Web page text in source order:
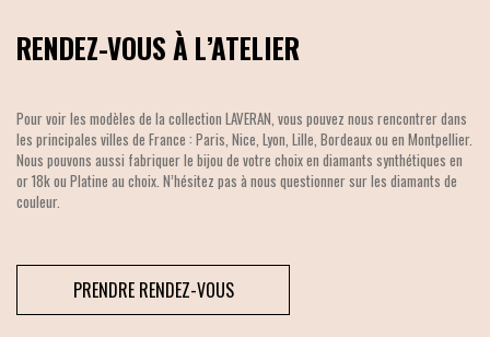
RENDEZ-VOUS À L’ATELIER
Pour voir les modèles de la collection LAVERAN, vous pouvez nous rencontrer dans
les principales villes de France : Paris, Nice, Lyon, Lille, Bordeaux ou en Montpellier.
Nous pouvons aussi fabriquer le bijou de votre choix en diamants synthétiques en
or 18k ou Platine au choix. N’hésitez pas à nous questionner sur les diamants de
couleur.
PRENDRE RENDEZ-VOUS